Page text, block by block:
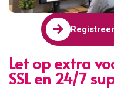

Let op extra
SSL en 24/7